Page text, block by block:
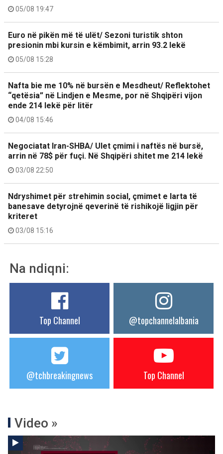
05/08 19:47
Euro në pikën më të ulët/ Sezoni turistik shton
presionin mbi kursin e këmbimit, arrin 93.2 lekë
05/08 15:28
Nafta bie me 10% në bursën e Mesdheut/ Reflektohet
“qetësia” në Lindjen e Mesme, por në Shqipëri vijon
ende 214 lekë për litër
04/08 15:46
Negociatat Iran-SHBA/ Ulet çmimi i naftës në bursë,
arrin në 78$ për fuçi. Në Shqipëri shitet me 214 lekë
03/08 22:50
Ndryshimet për strehimin social, çmimet e larta të
banesave detyrojnë qeverinë të rishikojë ligjin për
kriteret
03/08 15:16
Na ndiqni:
Top Channel @topchannelalbania
@tchbreakingnews Top Channel
Video »